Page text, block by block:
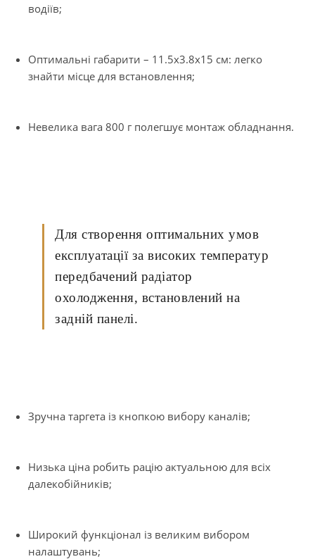
водіїв;
Оптимальні габарити – 11.5х3.8х15 см: легко
знайти місце для встановлення;
Невелика вага 800 г полегшує монтаж обладнання.
Для створення оптимальних умов
експлуатації за високих температур
передбачений радіатор
охолодження, встановлений на
задній панелі.
Зручна таргета із кнопкою вибору каналів;
Низька ціна робить рацію актуальною для всіх
далекобійників;
Широкий функціонал із великим вибором
налаштувань;